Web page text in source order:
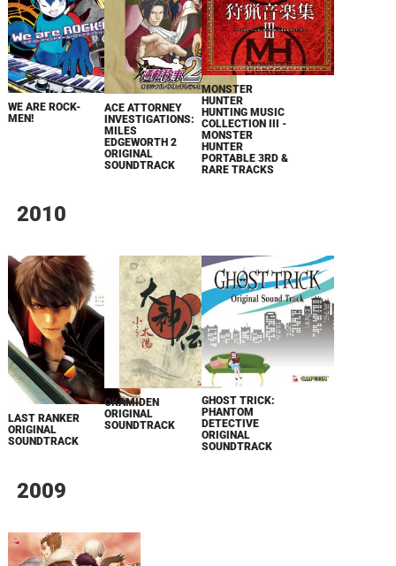
WE ARE ROCK-
MEN!
ACE ATTORNEY
INVESTIGATIONS:
MILES
EDGEWORTH 2
ORIGINAL
SOUNDTRACK
MONSTER
HUNTER
HUNTING MUSIC
COLLECTION III -
MONSTER
HUNTER
PORTABLE 3RD &
RARE TRACKS
2010
LAST RANKER
ORIGINAL
SOUNDTRACK
OKAMIDEN
ORIGINAL
SOUNDTRACK
GHOST TRICK:
PHANTOM
DETECTIVE
ORIGINAL
SOUNDTRACK
2009